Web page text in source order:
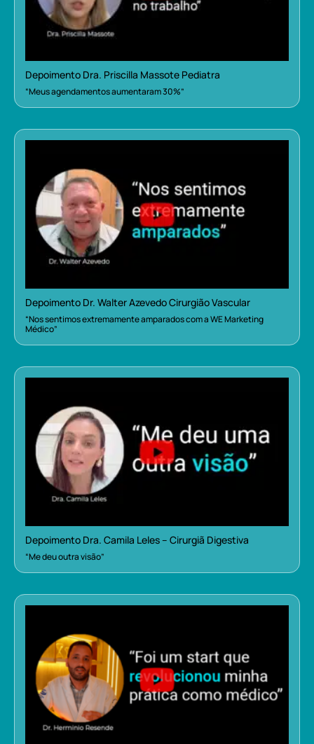
Depoimento Dra. Priscilla Massote Pediatra
“Meus agendamentos aumentaram 30%”
Depoimento Dr. Walter Azevedo Cirurgião Vascular
“Nos sentimos extremamente amparados com a WE Marketing
Médico”
Depoimento Dra. Camila Leles – Cirurgiã Digestiva
“Me deu outra visão”